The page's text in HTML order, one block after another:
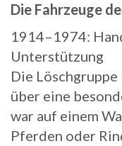
Die Fahrzeuge
1914–1974:
Unterstützung
Die
über eine
war auf einem
Pferden oder